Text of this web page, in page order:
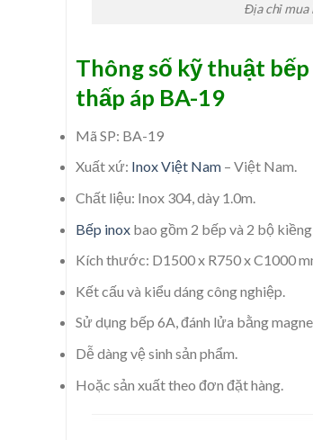
Địa chỉ mua
Thông số kỹ thuật
thấp áp BA-19
Mã SP: BA-19
Xuất xứ: Inox Việt Nam– Việt Nam.
Chất liệu: Inox 304, dày 1.0m.
Bếp inoxbao gồm 2 bếp và 2 bộ kiềng
Kích thước: D1500 x R750 x C1000
Kết cấu và kiểu dáng công nghiệp.
Sử dụng bếp 6A, đánh lửa bằng
Dễ dàng vệ sinh sản phẩm.
Hoặc sản xuất theo đơn đặt hàng.